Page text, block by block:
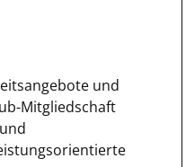
und
Mitgliedschaft
und